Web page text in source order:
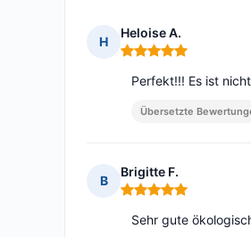
H
Heloise A.
Hinweis: 5 von 5
Perfekt!!! Es ist
Übersetzte
B
Brigitte F.
Hinweis: 5 von 5
Sehr gute